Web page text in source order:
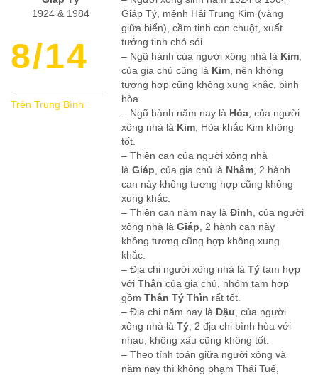
1924 & 1984
8/14
Trên Trung Bình
Giáp Tý, mệnh Hải Trung Kim (vàng
giữa biển), cầm tinh con chuột, xuất
tướng tinh chó sói.
– Ngũ hành của người xông nhà là Kim
của gia chủ cũng là Kim , nên không
tương hợp cũng không xung khắc, bình
hòa.
– Ngũ hành năm nay là Hỏa , của người
xông nhà là Kim , Hỏa khắc Kim không
tốt.
– Thiên can của người xông nhà
là Giáp , của gia chủ là Nhâm , 2 hành
can này không tương hợp cũng không
xung khắc.
– Thiên can năm nay là Đinh , của người
xông nhà là Giáp , 2 hành can này
không tương cũng hợp không xung
khắc.
– Địa chi người xông nhà là Tý tam hợp
với Thân của gia chủ, nhóm tam hợp
gồm Thân Tý Thìn rất tốt.
– Địa chi năm nay là Dậu , của người
xông nhà là Tý , 2 địa chi bình hòa với
nhau, không xấu cũng không tốt.
– Theo tính toán giữa người xông và
năm nay thì không phạm Thái Tuế,